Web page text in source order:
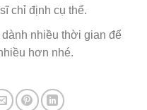
chỉ định cụ thể.
nhiều thời gian để
hơn nhé.